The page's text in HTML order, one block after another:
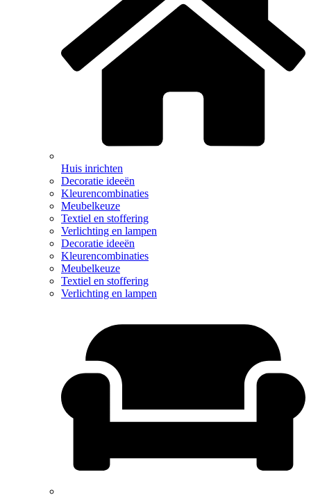
Huis inrichten
Decoratie ideeën
Kleurencombinaties
Meubelkeuze
Textiel en stoffering
Verlichting en lampen
Decoratie ideeën
Kleurencombinaties
Meubelkeuze
Textiel en stoffering
Verlichting en lampen